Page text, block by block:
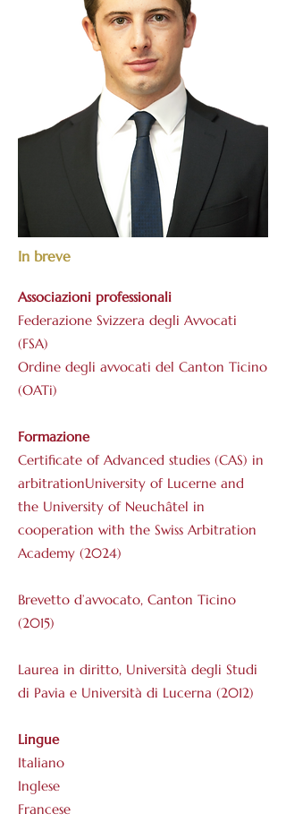
In breve
Associazioni professionali
Federazione Svizzera degli Avvocati
(FSA)
Ordine degli avvocati del Canton Ticino
(OATi)
Formazione
Certificate of Advanced studies (CAS) in
arbitration​University of Lucerne and
the University of Neuchâtel in
cooperation with the Swiss Arbitration
Academy (2024)
Brevetto d’avvocato, Canton Ticino
(2015)
Laurea in diritto, Università degli Studi
di Pavia e Università di Lucerna (2012)
Lingue
Italiano
Inglese
Francese